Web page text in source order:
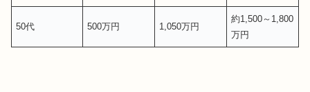
50代 500万円 1,050万円
約1,500～1,800
万円